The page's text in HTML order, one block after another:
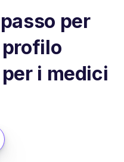
per
profilo
i medici